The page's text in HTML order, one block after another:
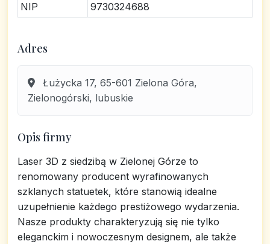
NIP 9730324688
Adres
Łużycka 17, 65-601 Zielona Góra,
Zielonogórski, lubuskie
Opis firmy
Laser 3D z siedzibą w Zielonej Górze to
renomowany producent wyrafinowanych
szklanych statuetek, które stanowią idealne
uzupełnienie każdego prestiżowego wydarzenia.
Nasze produkty charakteryzują się nie tylko
eleganckim i nowoczesnym designem, ale także